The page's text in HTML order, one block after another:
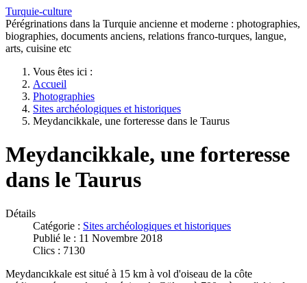
Turquie-culture
Pérégrinations dans la Turquie ancienne et moderne : photographies,
biographies, documents anciens, relations franco-turques, langue,
arts, cuisine etc
Vous êtes ici :
Accueil
Photographies
Sites archéologiques et historiques
Meydancikkale, une forteresse dans le Taurus
Meydancikkale, une forteresse
dans le Taurus
Détails
Catégorie : Sites archéologiques et historiques
Publié le : 11 Novembre 2018
Clics : 7130
Meydancıkkale est situé à 15 km à vol d'oiseau de la côte